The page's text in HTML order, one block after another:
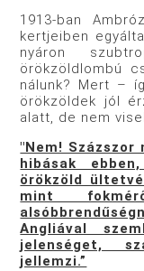
1913-ban
kertjeiben
nyáron
örökzöldlombú
nálunk? Mert –
örökzöldek jól
alatt, de nem
"Nem! Százszor
hibásak
örökzöld
mint
Angliával
jelenséget,
jellemzi.”